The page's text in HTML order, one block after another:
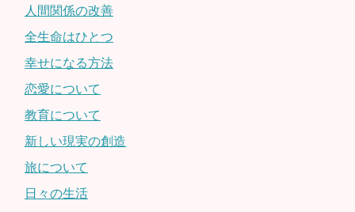
人間関係の改善
全生命はひとつ
幸せになる方法
恋愛について
教育について
新しい現実の創造
旅について
日々の生活